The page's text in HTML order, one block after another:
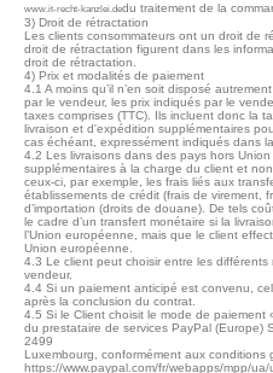
www.it-recht-kanzlei.dedu traitement de la
3) Droit de rétractation
Les clients consommateurs ont un droit de
droit de rétractation figurent dans les
droit de rétractation.
4) Prix et modalités de paiement
4.1 A moins qu’il n’en soit disposé
par le vendeur, les prix indiqués par le
taxes comprises (TTC). Ils incluent donc la
livraison et d'expédition supplémentaires
cas échéant, expressément indiqués dans
4.2 Les livraisons dans des pays hors
supplémentaires à la charge du client et
ceux-ci, par exemple, les frais liés aux
établissements de crédit (frais de virement,
d’importation (droits de douane). De tels
le cadre d’un transfert monétaire si la
l’Union européenne, mais que le client
Union européenne.
4.3 Le client peut choisir entre les
vendeur.
4.4 Si un paiement anticipé est convenu,
après la conclusion du contrat.
4.5 Si le Client choisit le mode de
du prestataire de services PayPal (Europe)
2499
Luxembourg, conformément aux conditions
https://www.paypal.com/fr/webapps/mpp/